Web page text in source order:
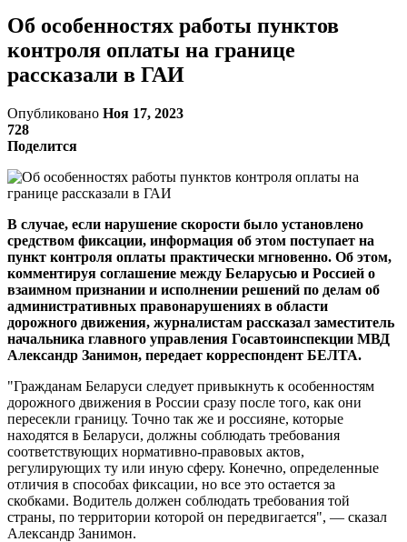
Об особенностях работы пунктов
контроля оплаты на границе
рассказали в ГАИ
Опубликовано Ноя 17, 2023
728
Поделится
В случае, если нарушение скорости было установлено
средством фиксации, информация об этом поступает на
пункт контроля оплаты практически мгновенно. Об этом,
комментируя соглашение между Беларусью и Россией о
взаимном признании и исполнении решений по делам об
административных правонарушениях в области
дорожного движения, журналистам рассказал заместитель
начальника главного управления Госавтоинспекции МВД
Александр Занимон, передает корреспондент БЕЛТА.
"Гражданам Беларуси следует привыкнуть к особенностям
дорожного движения в России сразу после того, как они
пересекли границу. Точно так же и россияне, которые
находятся в Беларуси, должны соблюдать требования
соответствующих нормативно-правовых актов,
регулирующих ту или иную сферу. Конечно, определенные
отличия в способах фиксации, но все это остается за
скобками. Водитель должен соблюдать требования той
страны, по территории которой он передвигается", — сказал
Александр Занимон.